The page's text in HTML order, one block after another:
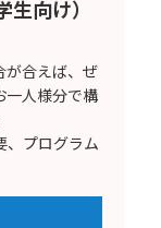
向け）
が合えば、ぜ
一人様分で構
、プログラム